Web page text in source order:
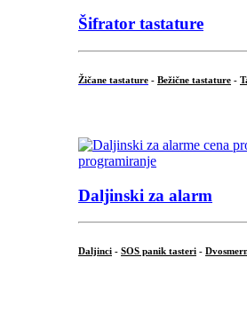
Šifrator tastature
Žičane tastature - Bežične tastature -
Daljinski za alarm
Daljinci - SOS panik tasteri -